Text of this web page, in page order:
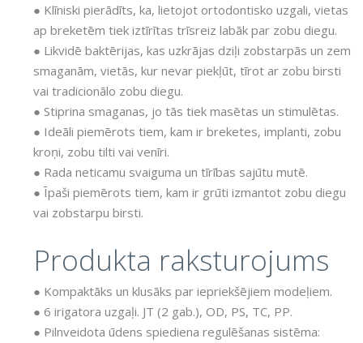
● Klīniski pierādīts, ka, lietojot ortodontisko uzgali, vietas
ap breketēm tiek iztīrītas trīsreiz labāk par zobu diegu.
● Likvidē baktērijas, kas uzkrājas dziļi zobstarpās un zem
smaganām, vietās, kur nevar piekļūt, tīrot ar zobu birsti
vai tradicionālo zobu diegu.
● Stiprina smaganas, jo tās tiek masētas un stimulētas.
● Ideāli piemērots tiem, kam ir breketes, implanti, zobu
kroņi, zobu tilti vai venīri.
● Rada neticamu svaiguma un tīrības sajūtu mutē.
● Īpaši piemērots tiem, kam ir grūti izmantot zobu diegu
vai zobstarpu birsti.
Produkta raksturojums
● Kompaktāks un klusāks par iepriekšējiem modeļiem.
● 6 irigatora uzgaļi. JT (2 gab.), OD, PS, TC, PP.
● Pilnveidota ūdens spiediena regulēšanas sistēma: